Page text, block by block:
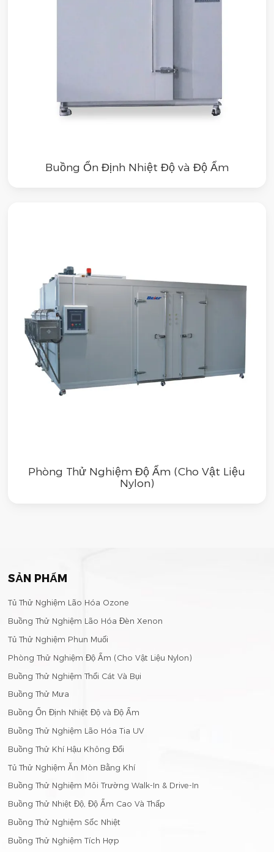
Buồng Ổn Định Nhiệt Độ và Độ Ẩm
Phòng Thử Nghiệm Độ Ẩm (Cho Vật Liệu
Nylon)
SẢN PHẨM
Tủ Thử Nghiệm Lão Hóa Ozone
Buồng Thử Nghiệm Lão Hóa Đèn Xenon
Tủ Thử Nghiệm Phun Muối
Phòng Thử Nghiệm Độ Ẩm (Cho Vật Liệu Nylon)
Buồng Thử Nghiệm Thổi Cát Và Bụi
Buồng Thử Mưa
Buồng Ổn Định Nhiệt Độ và Độ Ẩm
Buồng Thử Nghiệm Lão Hóa Tia UV
Buồng Thử Khí Hậu Không Đổi
Tủ Thử Nghiệm Ăn Mòn Bằng Khí
Buồng Thử Nghiệm Môi Trường Walk-In & Drive-In
Buồng Thử Nhiệt Độ, Độ Ẩm Cao Và Thấp
Buồng Thử Nghiệm Sốc Nhiệt
Buồng Thử Nghiệm Tích Hợp